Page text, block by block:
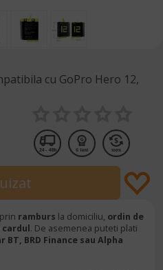
cu GoPro Hero 12,
24 - 48h 6 luni
ramburs la domiciliu, ordin de
. De asemenea puteti plati
BT, BRD Finance sau Alpha